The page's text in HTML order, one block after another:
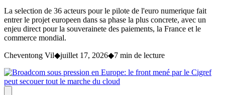
La selection de 36 acteurs pour le pilote de l'euro numerique fait
entrer le projet europeen dans sa phase la plus concrete, avec un
enjeu direct pour la souverainete des paiements, la France et le
commerce mondial.
Cheventong Vil◆juillet 17, 2026◆7 min de lecture